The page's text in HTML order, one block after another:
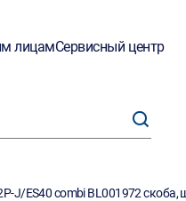
лицамСервисный центр
J/ES40 combi BL001972 скоба,